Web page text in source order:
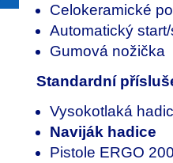
Celokeramické
Automatický
Gumová nožička
Standardní
Vysokotlaká
Naviják hadice
Pistole ERGO